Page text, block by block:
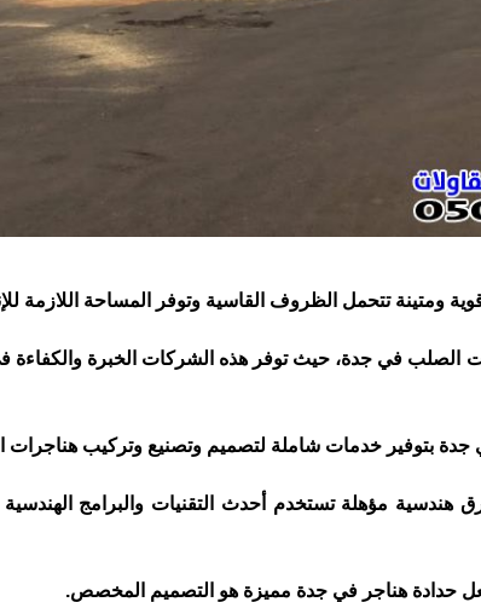
ومتينة تتحمل الظروف القاسية وتوفر المساحة اللازمة
الصلب في جدة، حيث توفر هذه الشركات الخبرة والكفاءة
جدة بتوفير خدمات شاملة لتصميم وتصنيع وتركيب هناجرات
هندسية مؤهلة تستخدم أحدث التقنيات والبرامج
حدادة هناجر في جدة مميزة هو التصميم المخصص.